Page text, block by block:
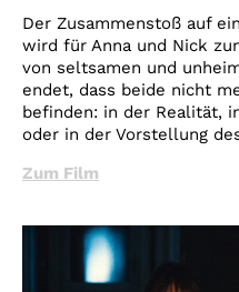
Der Zusammenstoß auf
wird für Anna und Nick
von seltsamen und
endet, dass beide nicht
befinden: in der Realität,
oder in der Vorstellung
Zum Film